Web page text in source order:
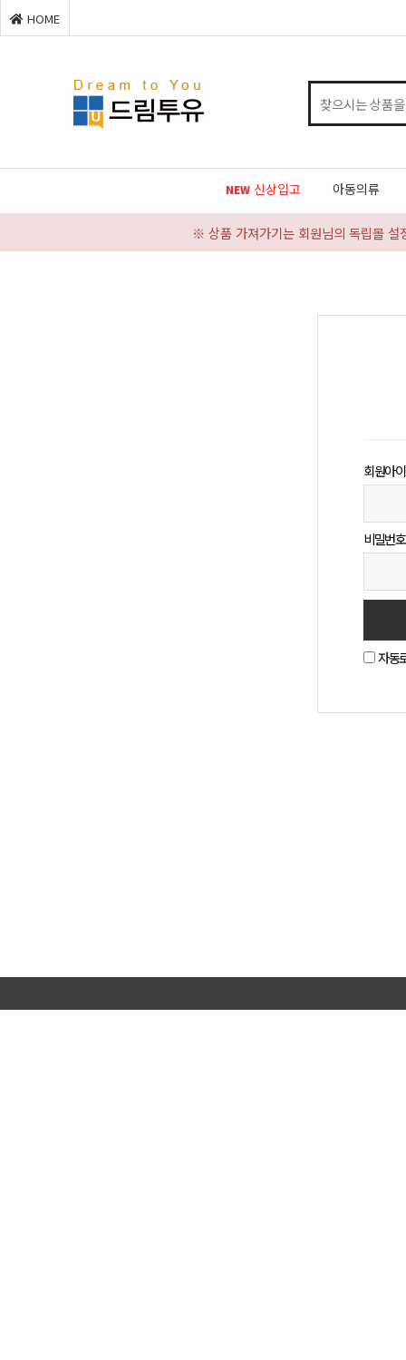
HOME
NEW신상입고 아동의류
※ 상품 가져가기는 회원님의 독립몰
회원아
비밀번호
자동